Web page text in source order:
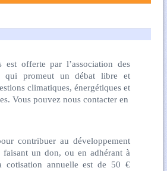
est offerte par l’association des
qui promeut un débat libre et
climatiques, énergétiques et
Vous pouvez nous contacter en
contribuer au développement
faisant un don, ou en adhérant à
cotisation annuelle est de 50 €